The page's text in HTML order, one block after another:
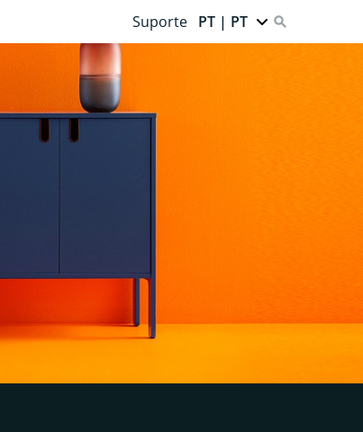
Suporte PT | PT